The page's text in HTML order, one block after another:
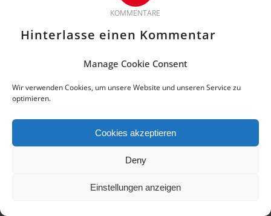
Manage Cookie Consent
Wir verwenden Cookies, um unsere Website und unseren Service zu
optimieren.
Cookies akzeptieren
Deny
Einstellungen anzeigen
KOMMENTARE
Hinterlasse einen Kommentar
Hinterlasse uns deinen Kommentar!
Du musstangemeldetsein, um einen Kommentar abzugeben.
© 2018 Copyright by di.signs - mediendesign. Alle Rechte vorbehalten.
Cookie-Richtlinie (EU)